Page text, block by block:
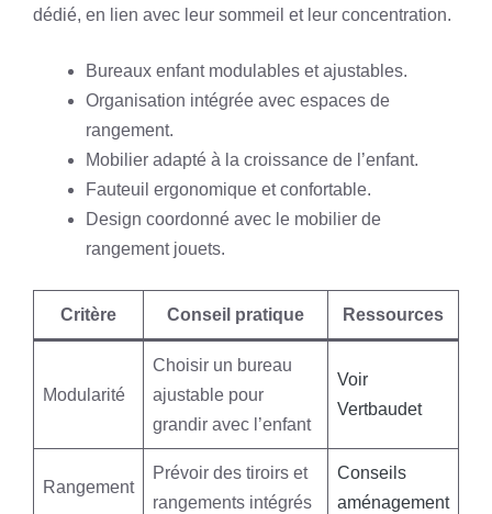
dédié, en lien avec leur sommeil et leur concentration.
Bureaux enfant modulables et ajustables.
Organisation intégrée avec espaces de
rangement.
Mobilier adapté à la croissance de l’enfant.
Fauteuil ergonomique et confortable.
Design coordonné avec le mobilier de
rangement jouets.
Critère Conseil pratique Ressources
Modularité
Choisir un bureau
ajustable pour
grandir avec l’enfant
Voir
Vertbaudet
Rangement
Prévoir des tiroirs et
rangements intégrés
Conseils
aménagement